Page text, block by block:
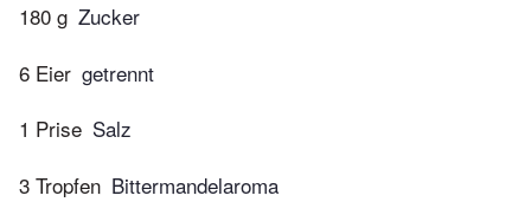
180 g Zucker
6 Eier getrennt
1 Prise Salz
3 Tropfen Bittermandelaroma